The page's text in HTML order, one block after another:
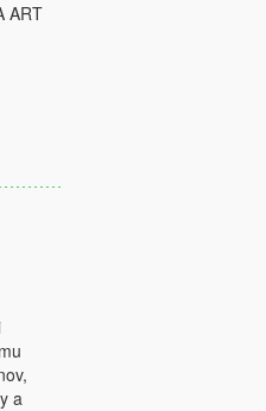
ART
a